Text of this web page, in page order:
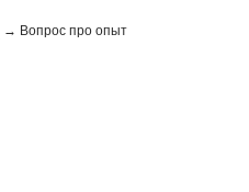
→ Вопрос про опыт